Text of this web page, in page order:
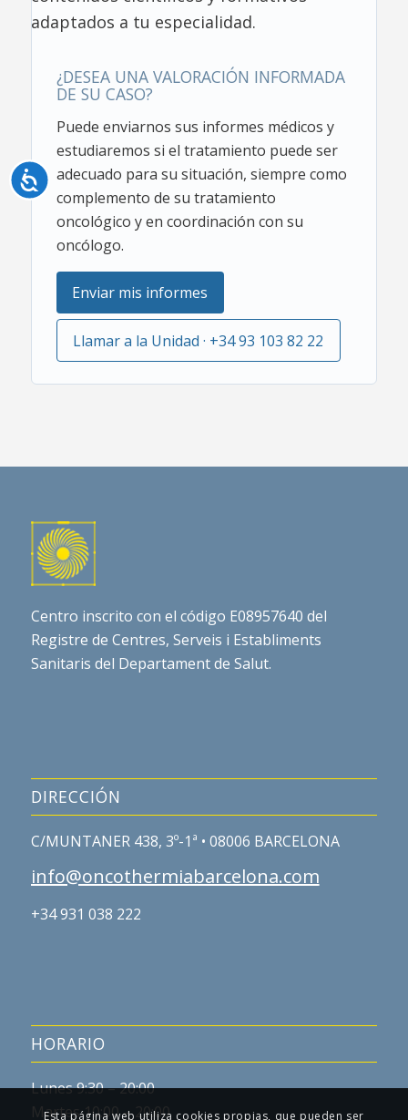
Accesibilidad
adaptados a tu especialidad.
¿DESEA UNA VALORACIÓN INFORMADA
DE SU CASO?
Puede enviarnos sus informes médicos y
estudiaremos si el tratamiento puede ser
adecuado para su situación, siempre como
complemento de su tratamiento
oncológico y en coordinación con su
oncólogo.
Enviar mis informes
Llamar a la Unidad · +34 93 103 82 22
Centro inscrito con el código E08957640 del
Registre de Centres, Serveis i Establiments
Sanitaris del Departament de Salut.
DIRECCIÓN
C/MUNTANER 438, 3º-1ª • 08006 BARCELONA
info@oncothermiabarcelona.com
+34 931 038 222
HORARIO
Lunes 9:30 – 20:00
Martes 10:00 – 20:00
Esta página web utiliza cookies propias, que pueden ser